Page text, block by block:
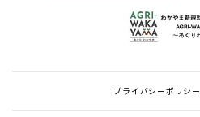
プライバシーポリシー